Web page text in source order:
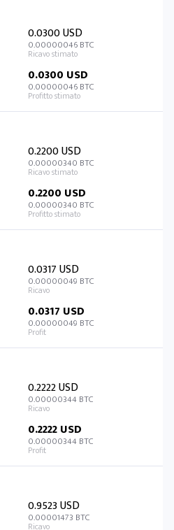
0.0300 USD
0.00000046 BTC
0.0300 USD
0.00000046 BTC
0.2200 USD
0.00000340 BTC
0.2200 USD
0.00000340 BTC
0.0317 USD
0.00000049 BTC
0.0317 USD
0.00000049 BTC
0.2222 USD
0.00000344 BTC
0.2222 USD
0.00000344 BTC
0.9523 USD
0.00001473 BTC